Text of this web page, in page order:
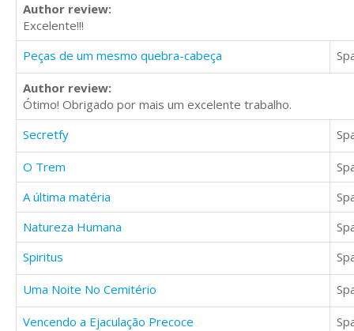
Author review:
Excelente!!!
Peças de um mesmo quebra-cabeça
Author review:
Ótimo! Obrigado por mais um excelente trabalho.
Secretfy
O Trem
A última matéria
Natureza Humana
Spiritus
Uma Noite No Cemitério
Vencendo a Ejaculação Precoce